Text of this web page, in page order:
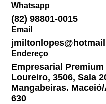
Whatsapp
(82) 98801-0015
Email
Endereço
Empresarial
Loureiro, 3506, Sala
Mangabeiras.
630